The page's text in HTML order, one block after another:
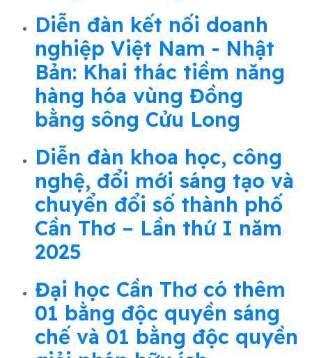
Diễn đàn kết nối doanh
nghiệp Việt Nam - Nhật
Bản: Khai thác tiềm năng
hàng hóa vùng Đồng
bằng sông Cửu Long
Diễn đàn khoa học, công
nghệ, đổi mới sáng tạo và
chuyển đổi số thành phố
Cần Thơ – Lần thứ I năm
2025
Đại học Cần Thơ có thêm
01 bằng độc quyền sáng
chế và 01 bằng độc quyền